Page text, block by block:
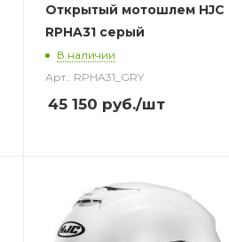
Открытый мотошлем HJC
RPHA31 серый
В наличии
Арт.: RPHA31_GRY
45 150 руб./шт